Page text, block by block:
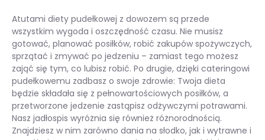
Atutami diety pudełkowej z dowozem są przede
wszystkim wygoda i oszczędność czasu. Nie musisz
gotować, planować posiłków, robić zakupów spożywczych,
sprzątać i zmywać po jedzeniu – zamiast tego możesz
zająć się tym, co lubisz robić. Po drugie, dzięki cateringowi
pudełkowemu zadbasz o swoje zdrowie: Twoja dieta
będzie składała się z pełnowartościowych posiłków, a
przetworzone jedzenie zastąpisz odżywczymi potrawami.
Nasz jadłospis wyróżnia się również różnorodnością.
Znajdziesz w nim zarówno dania na słodko, jak i wytrawne i